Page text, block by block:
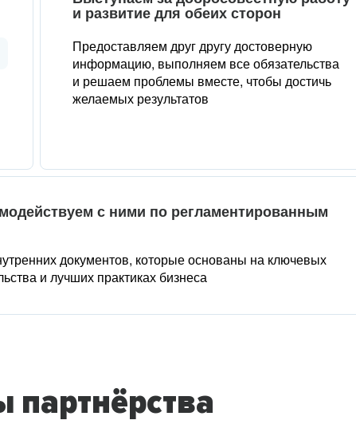
и развитие для обеих сторон
Предоставляем друг другу достоверную
информацию, выполняем все обязательства
и решаем проблемы вместе, чтобы достичь
желаемых результатов
с ними по регламентированным
документов, которые основаны на ключевых
и лучших практиках бизнеса
партнёрства